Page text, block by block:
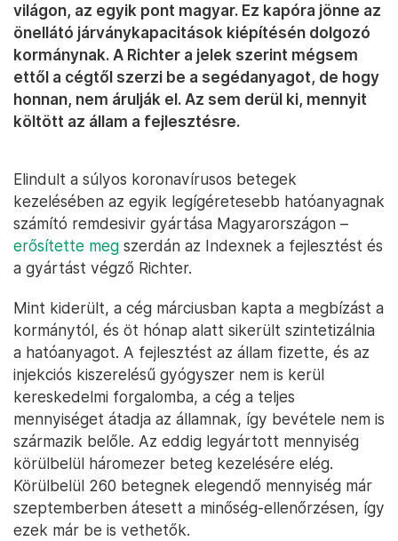
világon, az egyik pont magyar. Ez kapóra jönne az
önellátó járványkapacitások kiépítésén dolgozó
kormánynak. A Richter a jelek szerint mégsem
ettől a cégtől szerzi be a segédanyagot, de hogy
honnan, nem árulják el. Az sem derül ki, mennyit
költött az állam a fejlesztésre.
Elindult a súlyos koronavírusos betegek
kezelésében az egyik legígéretesebb hatóanyagnak
számító remdesivir gyártása Magyarországon –
erősítette meg szerdán az Indexnek a fejlesztést és
a gyártást végző Richter.
Mint kiderült, a cég márciusban kapta a megbízást a
kormánytól, és öt hónap alatt sikerült szintetizálnia
a hatóanyagot. A fejlesztést az állam fizette, és az
injekciós kiszerelésű gyógyszer nem is kerül
kereskedelmi forgalomba, a cég a teljes
mennyiséget átadja az államnak, így bevétele nem is
származik belőle. Az eddig legyártott mennyiség
körülbelül háromezer beteg kezelésére elég.
Körülbelül 260 betegnek elegendő mennyiség már
szeptemberben átesett a minőség-ellenőrzésen, így
ezek már be is vethetők.